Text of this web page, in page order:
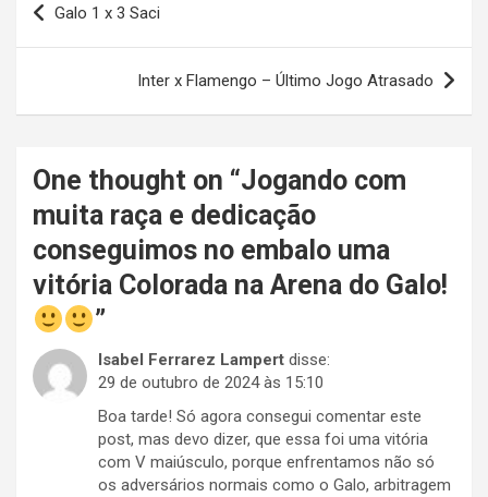
de
Galo 1 x 3 Saci
Inter x Flamengo – Último Jogo Atrasado
One thought on “Jogando com
muita raça e dedicação
conseguimos no embalo uma
vitória Colorada na Arena do Galo!
”
Isabel Ferrarez Lampert disse:
29 de outubro de 2024 às 15:10
Boa tarde! Só agora consegui comentar este
post, mas devo dizer, que essa foi uma vitória
com V maiúsculo, porque enfrentamos não só
os adversários normais como o Galo, arbitragem